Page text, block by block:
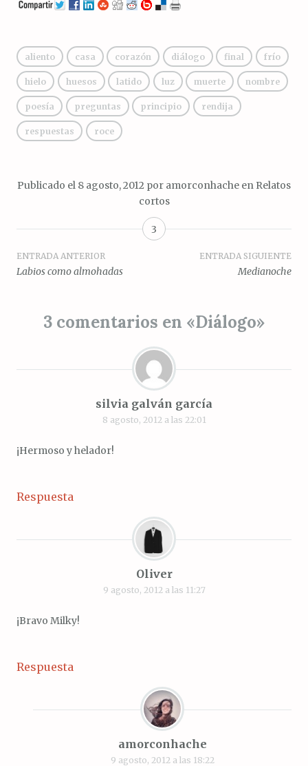
aliento casa corazón diálogo final frío
hielo huesos latido luz muerte nombre
poesía preguntas principio rendija
respuestas roce
Publicado el 8 agosto, 2012 por amorconhache en Relatos
cortos
3
Navegación
entradas
ENTRADA ANTERIOR
Labios como almohadas
ENTRADA SIGUIENTE
Medianoche
3 comentarios en «Diálogo»
silvia galván garcía
8 agosto, 2012 a las 22:01
¡Hermoso y helador!
Respuesta
Oliver
9 agosto, 2012 a las 11:27
¡Bravo Milky!
Respuesta
amorconhache
9 agosto, 2012 a las 18:22